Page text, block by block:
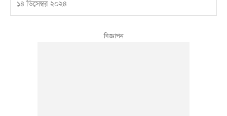
১৪ ডিসেম্বর ২০২৪